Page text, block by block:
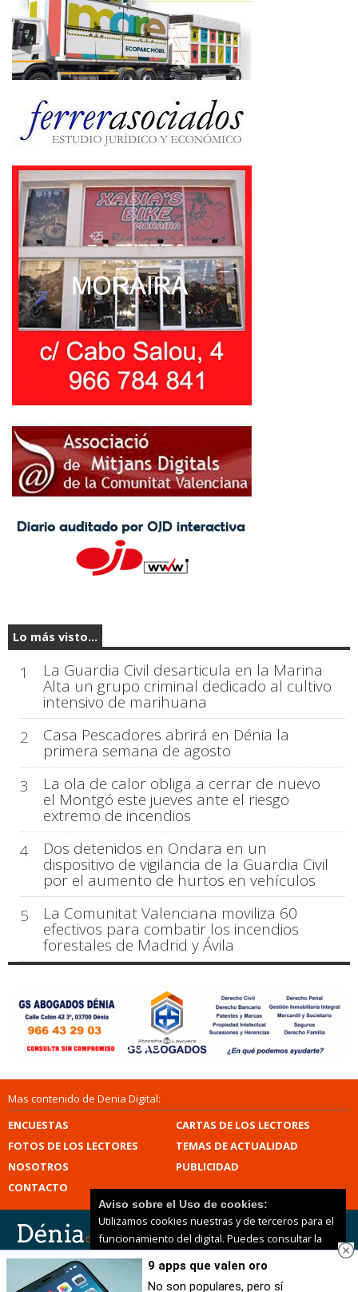
Lo más visto...
1 La Guardia Civil desarticula en la Marina
Alta un grupo criminal dedicado al cultivo
intensivo de marihuana
2
Casa Pescadores abrirá en Dénia la
primera semana de agosto
3
La ola de calor obliga a cerrar de nuevo
el Montgó este jueves ante el riesgo
extremo de incendios
4
Dos detenidos en Ondara en un
dispositivo de vigilancia de la Guardia Civil
por el aumento de hurtos en vehículos
5
La Comunitat Valenciana moviliza 60
efectivos para combatir los incendios
forestales de Madrid y Ávila
Mas contenido de Denia Digital:
ENCUESTAS
CARTAS DE LOS LECTORES
FOTOS DE LOS LECTORES
TEMAS DE ACTUALIDAD
NOSOTROS
PUBLICIDAD
CONTACTO
Denia Digital |Términos de uso|Protección de
datos|Mapa del sitio
9 apps que valen oro
No son populares, pero sí
Aviso sobre el Uso de cookies:
Utilizamos cookies nuestras y de terceros para el
funcionamiento del digital. Puedes consultar la
lista de cookies y como desconectarlas.
nuestra Política de Privacidad y Cookies